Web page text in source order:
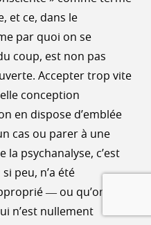
et ce, dans le
par quoi on se
coup, est non pas
Accepter trop vite
conception
en dispose d’emblée
cas ou parer à une
la psychanalyse, c’est
peu, n’a été
― ou qu’on
n’est nullement